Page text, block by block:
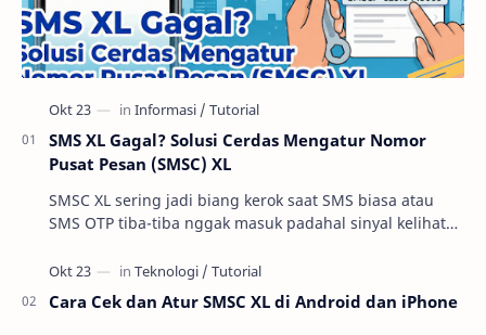
SMS XL Gagal? Solusi Cerdas Mengatur Nomor
Pusat Pesan (SMSC) XL
SMSC XL sering jadi biang kerok saat SMS biasa atau
SMS OTP tiba-tiba nggak masuk padahal sinyal kelihatan
Cara Cek dan Atur SMSC XL di Android dan iPhone